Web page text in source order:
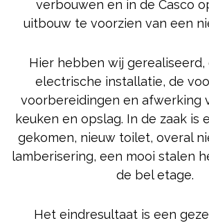
verbouwen en in de Casco
uitbouw te voorzien van een
Hier hebben wij
electrische installatie, de
voorbereidingen en afwerking
keuken en opslag. In de zaak is
gekomen, nieuw toilet, overal
lamberisering, een mooi stalen
de bel etage.
Het eindresultaat is een